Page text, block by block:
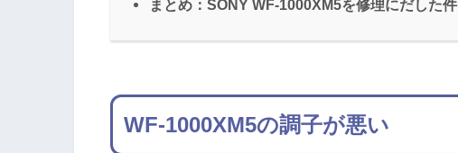
まとめ：SONY WF-1000XM5を修理にだした件
WF-1000XM5の調子が悪い